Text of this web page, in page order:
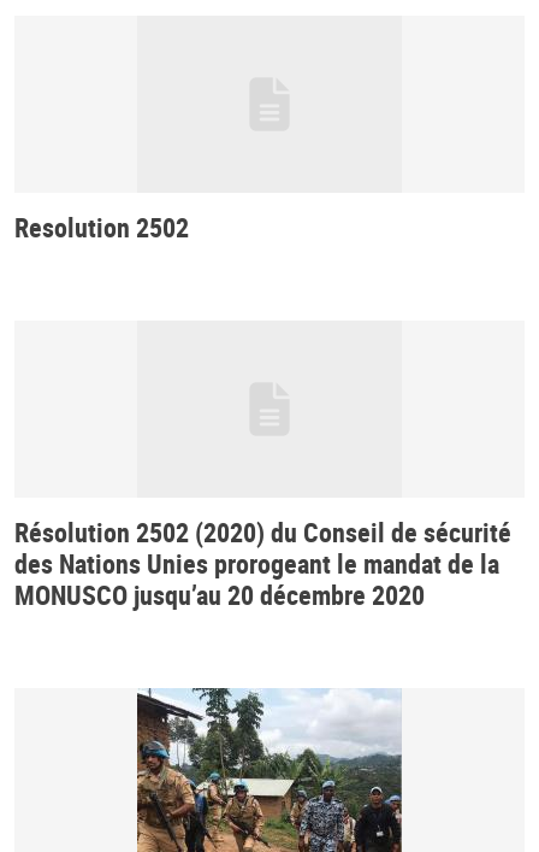
Resolution 2502
Résolution 2502 (2020) du Conseil de sécurité
des Nations Unies prorogeant le mandat de la
MONUSCO jusqu’au 20 décembre 2020